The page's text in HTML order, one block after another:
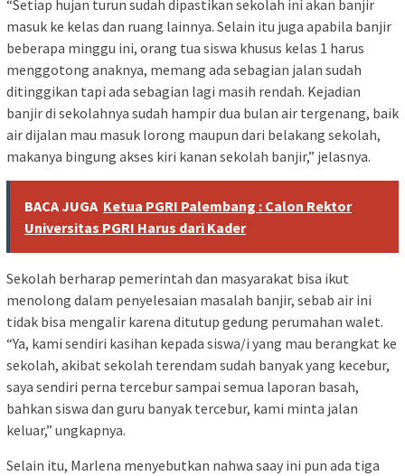
“Setiap hujan turun sudah dipastikan sekolah ini akan banjir
masuk ke kelas dan ruang lainnya. Selain itu juga apabila banjir
beberapa minggu ini, orang tua siswa khusus kelas 1 harus
menggotong anaknya, memang ada sebagian jalan sudah
ditinggikan tapi ada sebagian lagi masih rendah. Kejadian
banjir di sekolahnya sudah hampir dua bulan air tergenang, baik
air dijalan mau masuk lorong maupun dari belakang sekolah,
makanya bingung akses kiri kanan sekolah banjir,” jelasnya.
BACA JUGA Ketua PGRI Palembang : Calon Rektor
Universitas PGRI Harus dari Kader
Sekolah berharap pemerintah dan masyarakat bisa ikut
menolong dalam penyelesaian masalah banjir, sebab air ini
tidak bisa mengalir karena ditutup gedung perumahan walet.
“Ya, kami sendiri kasihan kepada siswa/i yang mau berangkat ke
sekolah, akibat sekolah terendam sudah banyak yang kecebur,
saya sendiri perna tercebur sampai semua laporan basah,
bahkan siswa dan guru banyak tercebur, kami minta jalan
keluar,” ungkapnya.
Selain itu, Marlena menyebutkan nahwa saay ini pun ada tiga